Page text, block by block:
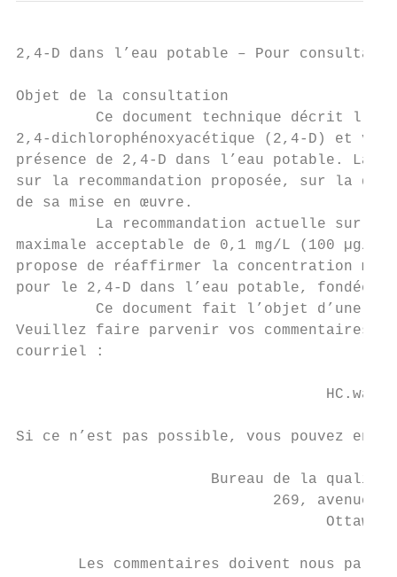
2,4-D dans l’eau potable – Pour
Objet de la consultation
Ce document technique décrit
2,4-dichlorophénoxyacétique (2,4-D) et
présence de 2,4-D dans l’eau potable. La
sur la recommandation proposée, sur la
de sa mise en œuvre.
La recommandation actuelle sur
maximale acceptable de 0,1 mg/L (100
propose de réaffirmer la concentration
pour le 2,4-D dans l’eau potable,
Ce document fait l’objet d’une
Veuillez faire parvenir vos commentaires
courriel :
Si ce n’est pas possible, vous pouvez
Bureau de la
269, avenue
Ottawa
Les commentaires doivent nous